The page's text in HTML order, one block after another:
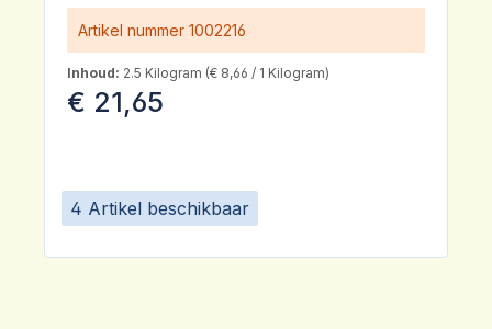
4 Artikel beschikbaar
Artikel nummer 1002216
Inhoud: 2.5 Kilogram (€ 8,66 / 1 Kilogram)
€ 21,65